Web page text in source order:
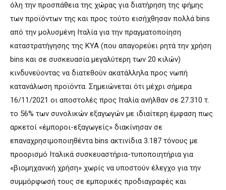
όλη την προσπάθεια της χώρας για διατήρηση της φήμης
των προϊόντων της και προς τούτο εισήχθησαν πολλά bins
από την μολυσμένη Ιταλία για την πραγματοποίηση
καταστρατήγησης της ΚΥΑ (που απαγορεύει ρητά την χρήση
bins και σε συσκευασία μεγαλύτερη των 20 κιλών)
κινδυνεύοντας να διατεθούν ακατάλληλα προς νωπή
κατανάλωση προϊόντα. Σημειώνεται ότι μέχρι σήμερα
16/11/2021 οι αποστολές προς Ιταλία ανήλθαν σε 27.310 τ.
το 56% των συνολικών εξαγωγών με ιδιαίτερη έμφαση πως
αρκετοί «έμποροι-εξαγωγείς» διακίνησαν σε
επαναχρησιμοποιηθέντα bins ακτινίδια 3.187 τόνους με
προορισμό Ιταλικά συσκευαστήρια-τυποποιητήρια για
«βιομηχανική χρήση» χωρίς να υποστούν έλεγχο για την
συμμόρφωσή τους σε εμπορικές προδιαγραφές και